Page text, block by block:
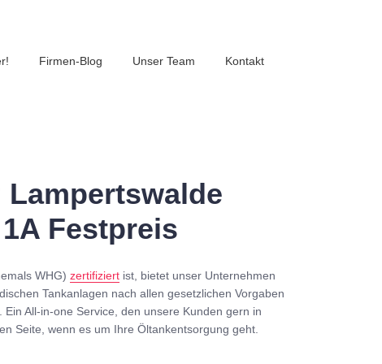
Firmen-Blog Unser Team Kontakt
Festpreis
WHG)zertifiziert ist, bietet unser Unternehmen
Tankanlagen nach allen gesetzlichen Vorgaben
All-in-one Service, den unsere Kunden gern in
Seite, wenn es um Ihre Öltankentsorgung geht.